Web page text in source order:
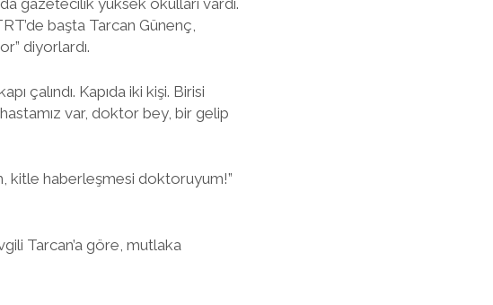
gazetecilik yüksek okulları vardı.
başta Tarcan Günenç,
diyorlardı.
çalındı. Kapıda iki kişi. Birisi
var, doktor bey, bir gelip
kitle haberleşmesi doktoruyum!”
Tarcan’a göre, mutlaka